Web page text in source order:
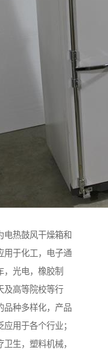
电热鼓风干燥箱和
用于化工，电子通
，光电，橡胶制
及高等院校等行
品种多样化，产品
用于各个行业；
生，塑料机械，